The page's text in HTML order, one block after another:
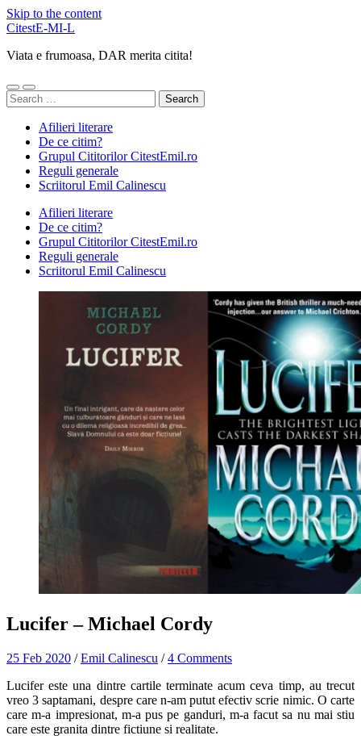
Skip to the content
CitestE-MI-L
Viata e frumoasa, DAR merita citita!
Toggle
mobile
Toggle
search
Search
for:
Afilieri literare
De ce citim?
Grupul Cititorilor CitestEmil.ro
Reguli generale
Scriitorul Emil Calinescu
Afilieri literare
De ce citim?
Grupul Cititorilor CitestEmil.ro
Reguli generale
Scriitorul Emil Calinescu
Lucifer – Michael Cordy
25 Feb 2020 /Emil Calinescu /4 Comments
Lucifer este una dintre cartile terminate acum ceva timp, au trecut
vreo 3 saptamani, despre care n-am putut efectiv scrie nimic. O carte
care m-a impresionat, m-a pus pe ganduri, m-a facut sa nu mai stiu
care este granita dintre fictiune si realitate.